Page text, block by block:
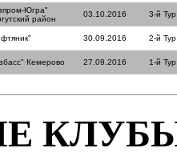
Югра"
район
03.10.2016 3-й Тур
30.09.2016 2-й Тур
Кемерово 27.09.2016 1-й Тур